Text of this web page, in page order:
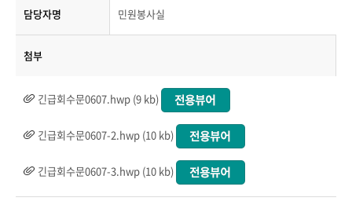
담당자명 민원봉사실
첨부
긴급회수문0607.hwp (9 kb)
긴급회수문0607-2.hwp (10 kb)
긴급회수문0607-3.hwp (10 kb)